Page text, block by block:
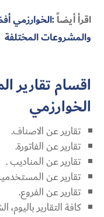
اقرأ أيضاً:الخوارزمي
والمشروعات المختلفة
اقسام تقارير
الخوارزمي
تقارير عن الاصناف.
تقارير عن الفاتورة.
تقارير عن المناديب .
تقارير عن
تقارير عن الفروع.
كافة التقارير